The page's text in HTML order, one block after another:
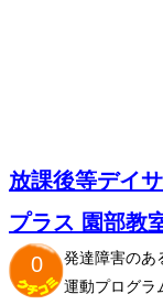
放課後等デイ
プラス 園部教
0
発達障害のあ
運動プログラ